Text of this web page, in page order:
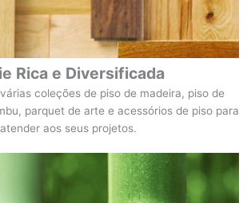
Rica e Diversificada
coleções de piso de madeira, piso de
parquet de arte e acessórios de piso para
atender aos seus projetos.